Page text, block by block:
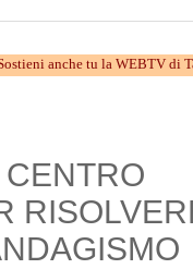
tu la WEBTV di